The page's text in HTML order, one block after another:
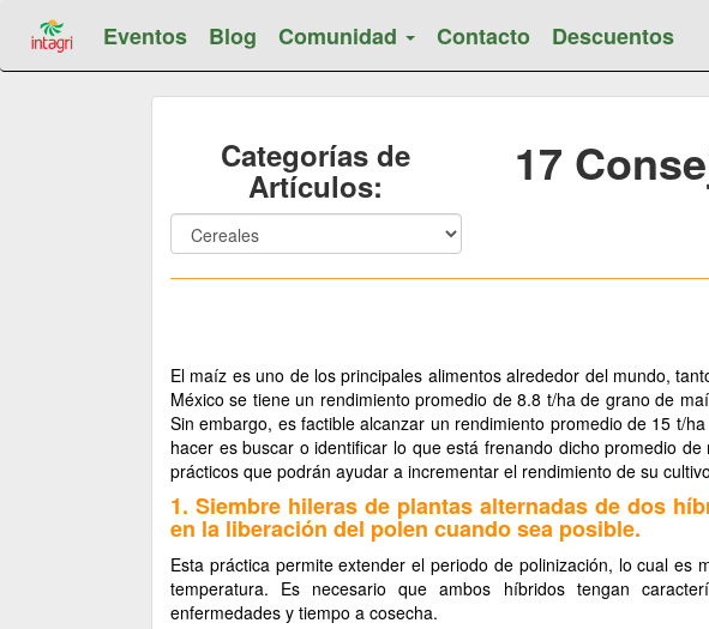
Eventos Blog Comunidad Contacto Descuentos
Categorías de
Artículos: 17
El maíz es uno de los principales alimentos alrededor del mundo,
México se tiene un rendimiento promedio de 8.8 t/ha de grano de
Sin embargo, es factible alcanzar un rendimiento promedio de 15 t/
hacer es buscar o identificar lo que está frenando dicho promedio
prácticos que podrán ayudar a incrementar el rendimiento de su
1. Siembre hileras de plantas alternadas de dos
en la liberación del polen cuando sea posible.
Esta práctica permite extender el periodo de polinización, lo cual es
temperatura. Es necesario que ambos híbridos tengan
enfermedades y tiempo a cosecha.